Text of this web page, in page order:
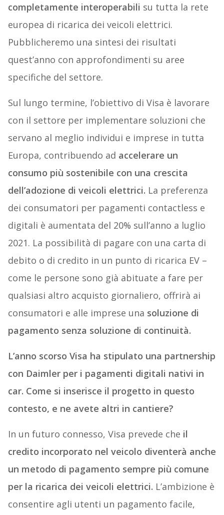
completamente interoperabili su tutta la rete
europea di ricarica dei veicoli elettrici.
Pubblicheremo una sintesi dei risultati
quest’anno con approfondimenti su aree
specifiche del settore.
Sul lungo termine, l’obiettivo di Visa è lavorare
con il settore per implementare soluzioni che
servano al meglio individui e imprese in tutta
Europa, contribuendo ad accelerare un
consumo più sostenibile con una crescita
dell’adozione di veicoli elettrici. La preferenza
dei consumatori per pagamenti contactless e
digitali è aumentata del 20% sull’anno a luglio
2021. La possibilità di pagare con una carta di
debito o di credito in un punto di ricarica EV –
come le persone sono già abituate a fare per
qualsiasi altro acquisto giornaliero, offrirà ai
consumatori e alle imprese una soluzione di
pagamento senza soluzione di continuità.
L’anno scorso Visa ha stipulato una partnership
con Daimler per i pagamenti digitali nativi in
car. Come si inserisce il progetto in questo
contesto, e ne avete altri in cantiere?
In un futuro connesso, Visa prevede che il
credito incorporato nel veicolo diventerà anche
un metodo di pagamento sempre più comune
per la ricarica dei veicoli elettrici. L’ambizione è
consentire agli utenti un pagamento facile,